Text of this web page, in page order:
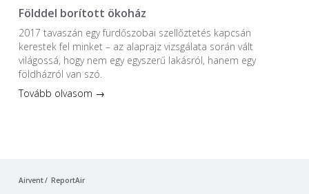
Földdel borított ökoház
2017 tavaszán egy fürdőszobai szellőztetés kapcsán
kerestek fel minket – az alaprajz vizsgálata során vált
világossá, hogy nem egy egyszerű lakásról, hanem egy
földházról van szó.
Tovább olvasom →
Airvent ReportAir